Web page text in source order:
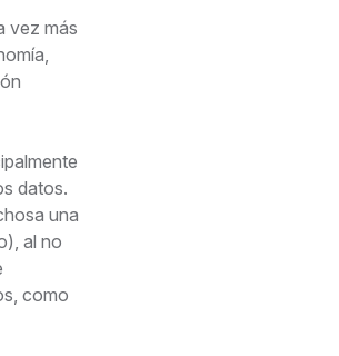
vez más
datos.
una
al no
como